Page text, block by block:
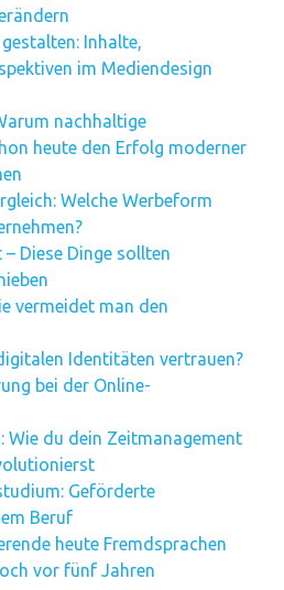
Inhalte,
im Mediendesign
nachhaltige
heute den Erfolg moderner
Welche Werbeform
Diese Dinge sollten
vermeidet man den
Identitäten vertrauen?
bei der Online-
Wie du dein Zeitmanagement
Geförderte
Beruf
heute Fremdsprachen
vor fünf Jahren